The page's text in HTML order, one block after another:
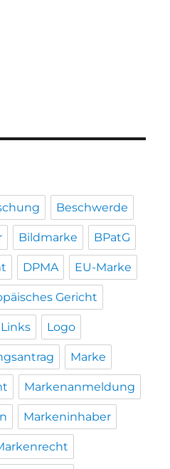
Beschwerde
Bildmarke BPatG
DPMA EU-Marke
Gericht
Links Logo
Marke
Markenanmeldung
Markeninhaber